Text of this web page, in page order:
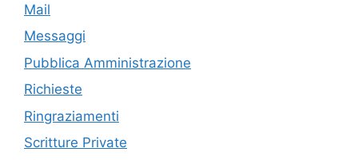
Mail
Messaggi
Pubblica Amministrazione
Richieste
Ringraziamenti
Scritture Private